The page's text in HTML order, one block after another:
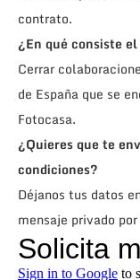
contrato.
¿En qué consiste
Cerrar
de España que se
Fotocasa.
¿Quieres que te
condiciones?
Déjanos tus datos
mensaje privado